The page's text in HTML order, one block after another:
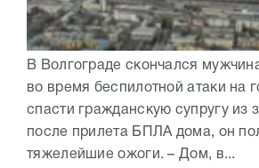
В Волгограде скончался
во время беспилотной атаки на
спасти гражданскую супругу из
после прилета БПЛА дома, он
тяжелейшие ожоги. – Дом, в...